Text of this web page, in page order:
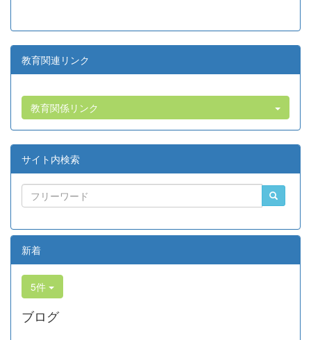
教育関連リンク
教育関係リンク
サイト内検索
新着
5件
ブログ